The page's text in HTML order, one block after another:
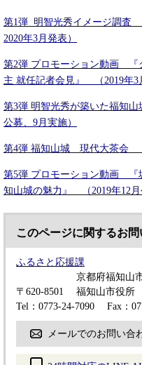
第1弾 明智光秀イメージ調査
2020年3月発表）
第2弾 プロモーション動画 『
主 就任記者会見』 （2019年3
第3弾 明智光秀が築いた福知
公募、9月実施）
第4弾 福知山城 現代大茶会 （
第5弾 プロモーション動画 『
知山城の魅力』 （2019年12月
このページに関するお
ふるさと応援課
〒620-8501
京都府福知山
福知山市役所
Tel：0773-24-7090
Fax：
メールでのお問い合